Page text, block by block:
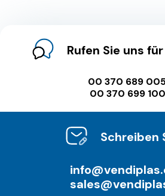
Rufen Sie uns
00 370 689
00 370 699
Schreiben